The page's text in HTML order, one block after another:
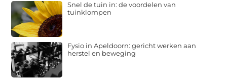
Snel de tuin in: de voordelen van
tuinklompen
Fysio in Apeldoorn: gericht werken aan
herstel en beweging